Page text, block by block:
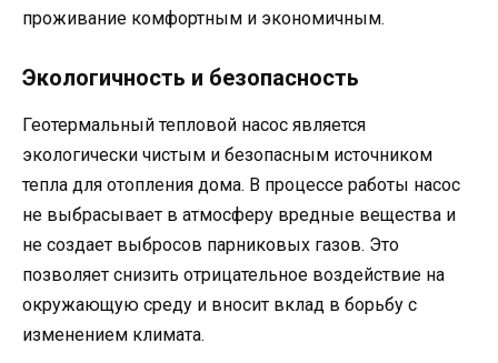
проживание комфортным и экономичным.
Экологичность и безопасность
Геотермальный тепловой насос является
экологически чистым и безопасным источником
тепла для отопления дома. В процессе работы насос
не выбрасывает в атмосферу вредные вещества и
не создает выбросов парниковых газов. Это
позволяет снизить отрицательное воздействие на
окружающую среду и вносит вклад в борьбу с
изменением климата.